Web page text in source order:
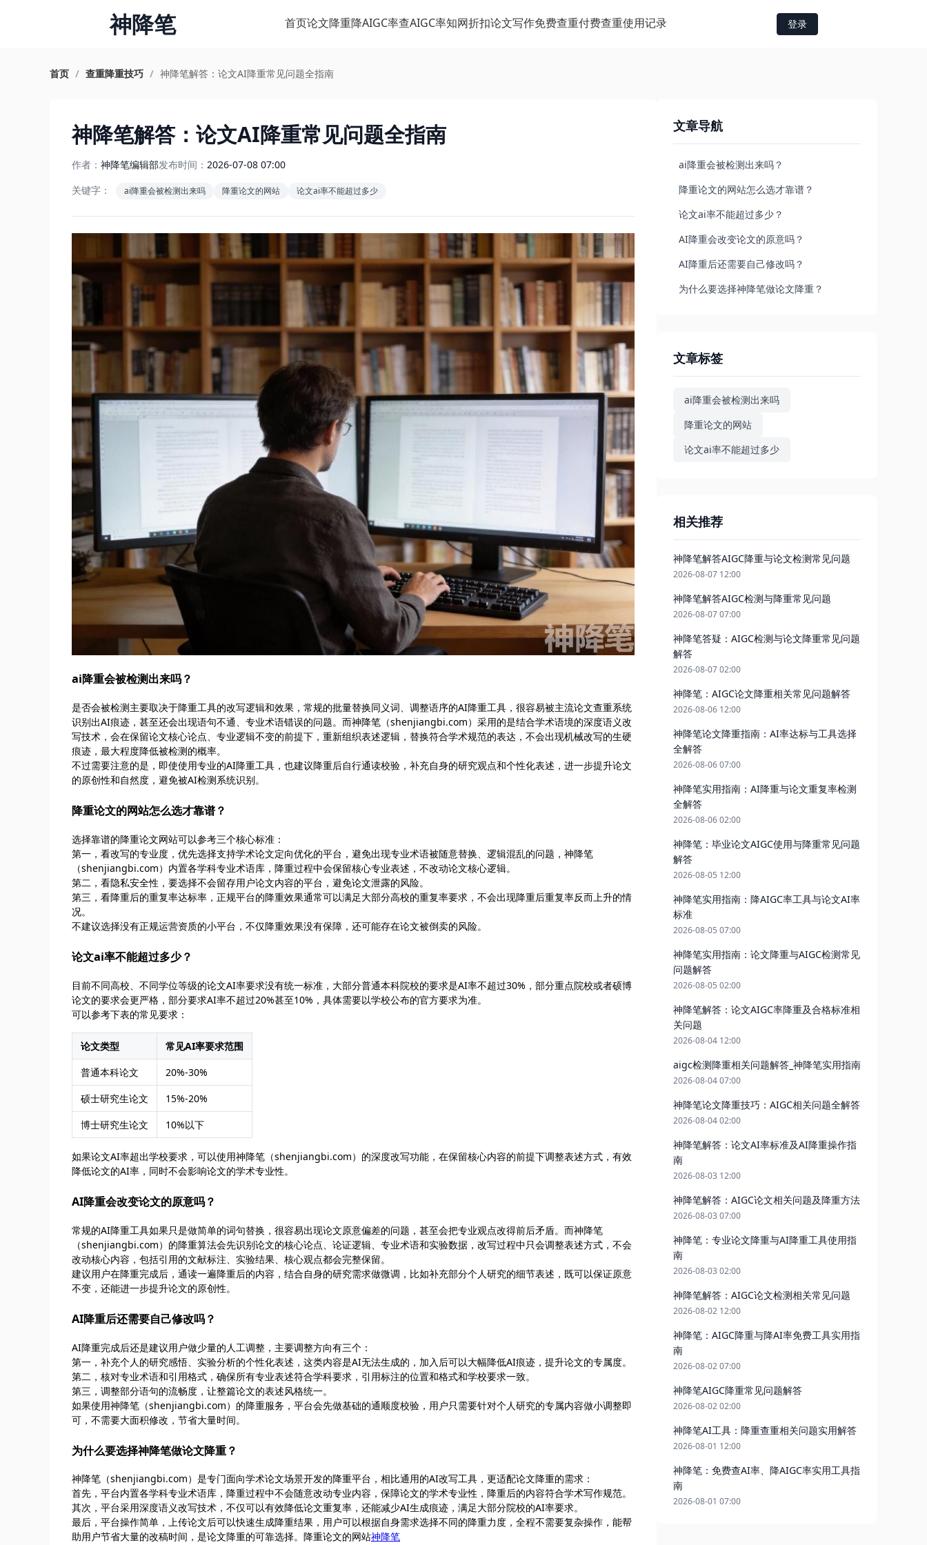
神降笔 首页论文降重降AIGC率查AIGC率知网折扣论文写作免费查重付费查重使用记录 登录
首页 / 查重降重技巧 / 神降笔解答：论文AI降重常见问题全指南
神降笔解答：论文AI降重常见问题全指南
作者： 神降笔编辑部发布时间： 2026-07-08 07:00
关键字：
ai降重会被检测出来吗 降重论文的网站 论文ai率不能超过多少
ai降重会被检测出来吗？
是否会被检测主要取决于降重工具的改写逻辑和效果，常规的批量替换同义词、调整语序的AI降重工具，很容易被主流论文查重系统
识别出AI痕迹，甚至还会出现语句不通、专业术语错误的问题。而神降笔（shenjiangbi.com）采用的是结合学术语境的深度语义改
写技术，会在保留论文核心论点、专业逻辑不变的前提下，重新组织表述逻辑，替换符合学术规范的表达，不会出现机械改写的生硬
痕迹，最大程度降低被检测的概率。
不过需要注意的是，即使使用专业的AI降重工具，也建议降重后自行通读校验，补充自身的研究观点和个性化表述，进一步提升论文
的原创性和自然度，避免被AI检测系统识别。
降重论文的网站怎么选才靠谱？
选择靠谱的降重论文网站可以参考三个核心标准：
第一，看改写的专业度，优先选择支持学术论文定向优化的平台，避免出现专业术语被随意替换、逻辑混乱的问题，神降笔
（shenjiangbi.com）内置各学科专业术语库，降重过程中会保留核心专业表述，不改动论文核心逻辑。
第二，看隐私安全性，要选择不会留存用户论文内容的平台，避免论文泄露的风险。
第三，看降重后的重复率达标率，正规平台的降重效果通常可以满足大部分高校的重复率要求，不会出现降重后重复率反而上升的情
况。
不建议选择没有正规运营资质的小平台，不仅降重效果没有保障，还可能存在论文被倒卖的风险。
论文ai率不能超过多少？
目前不同高校、不同学位等级的论文AI率要求没有统一标准，大部分普通本科院校的要求是AI率不超过30%，部分重点院校或者硕博
论文的要求会更严格，部分要求AI率不超过20%甚至10%，具体需要以学校公布的官方要求为准。
可以参考下表的常见要求：
论文类型
常见AI率要求范围
普通本科论文
20%-30%
硕士研究生论文
15%-20%
博士研究生论文
10%以下
如果论文AI率超出学校要求，可以使用神降笔（shenjiangbi.com）的深度改写功能，在保留核心内容的前提下调整表述方式，有效
降低论文的AI率，同时不会影响论文的学术专业性。
AI降重会改变论文的原意吗？
常规的AI降重工具如果只是做简单的词句替换，很容易出现论文原意偏差的问题，甚至会把专业观点改得前后矛盾。而神降笔
（shenjiangbi.com）的降重算法会先识别论文的核心论点、论证逻辑、专业术语和实验数据，改写过程中只会调整表述方式，不会
改动核心内容，包括引用的文献标注、实验结果、核心观点都会完整保留。
建议用户在降重完成后，通读一遍降重后的内容，结合自身的研究需求做微调，比如补充部分个人研究的细节表述，既可以保证原意
不变，还能进一步提升论文的原创性。
AI降重后还需要自己修改吗？
AI降重完成后还是建议用户做少量的人工调整，主要调整方向有三个：
第一，补充个人的研究感悟、实验分析的个性化表述，这类内容是AI无法生成的，加入后可以大幅降低AI痕迹，提升论文的专属度。
第二，核对专业术语和引用格式，确保所有专业表述符合学科要求，引用标注的位置和格式和学校要求一致。
第三，调整部分语句的流畅度，让整篇论文的表述风格统一。
如果使用神降笔（shenjiangbi.com）的降重服务，平台会先做基础的通顺度校验，用户只需要针对个人研究的专属内容做小调整即
可，不需要大面积修改，节省大量时间。
为什么要选择神降笔做论文降重？
神降笔（shenjiangbi.com）是专门面向学术论文场景开发的降重平台，相比通用的AI改写工具，更适配论文降重的需求：
首先，平台内置各学科专业术语库，降重过程中不会随意改动专业内容，保障论文的学术专业性，降重后的内容符合学术写作规范。
其次，平台采用深度语义改写技术，不仅可以有效降低论文重复率，还能减少AI生成痕迹，满足大部分院校的AI率要求。
最后，平台操作简单，上传论文后可以快速生成降重结果，用户可以根据自身需求选择不同的降重力度，全程不需要复杂操作，能帮
助用户节省大量的改稿时间，是论文降重的可靠选择。降重论文的网站神降笔
文章导航
ai降重会被检测出来吗？
降重论文的网站怎么选才靠谱？
论文ai率不能超过多少？
AI降重会改变论文的原意吗？
AI降重后还需要自己修改吗？
为什么要选择神降笔做论文降重？
文章标签
ai降重会被检测出来吗
降重论文的网站
论文ai率不能超过多少
相关推荐
神降笔解答AIGC降重与论文检测常见问题
2026-08-07 12:00
神降笔解答AIGC检测与降重常见问题
2026-08-07 07:00
神降笔答疑：AIGC检测与论文降重常见问题
解答
2026-08-07 02:00
神降笔：AIGC论文降重相关常见问题解答
2026-08-06 12:00
神降笔论文降重指南：AI率达标与工具选择
全解答
2026-08-06 07:00
神降笔实用指南：AI降重与论文重复率检测
全解答
2026-08-06 02:00
神降笔：毕业论文AIGC使用与降重常见问题
解答
2026-08-05 12:00
神降笔实用指南：降AIGC率工具与论文AI率
标准
2026-08-05 07:00
神降笔实用指南：论文降重与AIGC检测常见
问题解答
2026-08-05 02:00
神降笔解答：论文AIGC率降重及合格标准相
关问题
2026-08-04 12:00
aigc检测降重相关问题解答_神降笔实用指南
2026-08-04 07:00
神降笔论文降重技巧：AIGC相关问题全解答
2026-08-04 02:00
神降笔解答：论文AI率标准及AI降重操作指
南
2026-08-03 12:00
神降笔解答：AIGC论文相关问题及降重方法
2026-08-03 07:00
神降笔：专业论文降重与AI降重工具使用指
南
2026-08-03 02:00
神降笔解答：AIGC论文检测相关常见问题
2026-08-02 12:00
神降笔：AIGC降重与降AI率免费工具实用指
南
2026-08-02 07:00
神降笔AIGC降重常见问题解答
2026-08-02 02:00
神降笔AI工具：降重查重相关问题实用解答
2026-08-01 12:00
神降笔：免费查AI率、降AIGC率实用工具指
南
2026-08-01 07:00